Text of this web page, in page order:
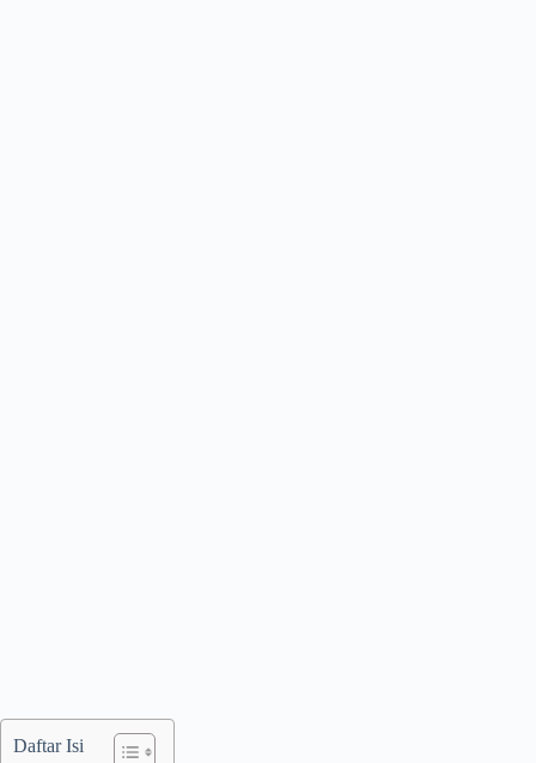
Daftar Isi